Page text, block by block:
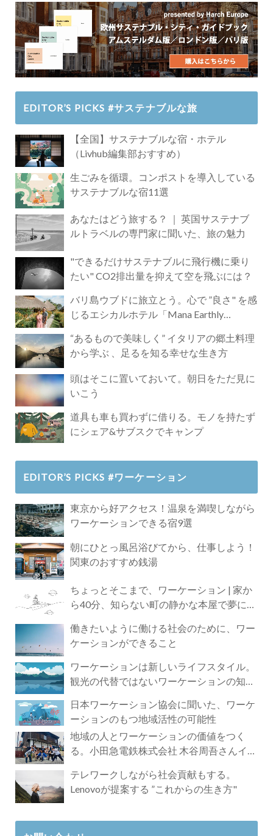
EDITOR’S PICKS #サステナブルな旅
【全国】サステナブルな宿・ホテル
（Livhub編集部おすすめ）
生ごみを循環。コンポストを導入している
サステナブルな宿11選
あなたはどう旅する？ ｜ 英国サステナブ
ルトラベルの専門家に聞いた、旅の魅力
"できるだけサステナブルに飛行機に乗り
たい" CO2排出量を抑えて空を飛ぶには？
バリ島ウブドに旅立とう。心で ”良さ" を感
じるエシカルホテル「Mana Earthly
“あるもので美味しく” イタリアの郷土料理
から学ぶ 、足るを知る幸せな生き方
頭はそこに置いておいて。朝日をただ見に
いこう
道具も車も買わずに借りる。モノを持たず
にシェア&サブスクでキャンプ
EDITOR’S PICKS #ワーケーション
東京から好アクセス！温泉を満喫しながら
ワーケーションできる宿9選
朝にひとっ風呂浴びてから、仕事しよう！
関東のおすすめ銭湯
ちょっとそこまで、ワーケーション | 家か
ら40分、知らない町の静かな本屋で夢に近
働きたいように働ける社会のために、ワー
ケーションができること
ワーケーションは新しいライフスタイル。
観光の代替ではないワーケーションの知ら
日本ワーケーション協会に聞いた、ワーケ
ーションのもつ地域活性の可能性
地域の人とワーケーションの価値をつく
る。小田急電鉄株式会社 木谷周吾さんイン
テレワークしながら社会貢献もする。
Lenovoが提案する ”これからの生き方"